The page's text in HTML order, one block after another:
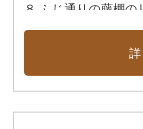
８.ふじ通りの藤棚の